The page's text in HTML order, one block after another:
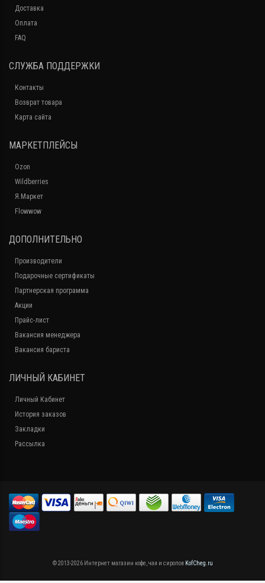
Доставка
Оплата
FAQ
СЛУЖБА ПОДДЕРЖКИ
Контакты
Возврат товара
Карта сайта
МАРКЕТПЛЕЙСЫ
Ozon
Wildberries
Я.Маркет
Flowwow
ДОПОЛНИТЕЛЬНО
Производители
Подарочные сертификаты
Партнерская программа
Акции
Прайс-лист
Вакансия менеджера
Вакансия бариста
ЛИЧНЫЙ КАБИНЕТ
Личный Кабинет
История заказов
Закладки
Рассылка
© 2013-2026 Интернет магазин кофе, чая и сиропов KofCheg.ru